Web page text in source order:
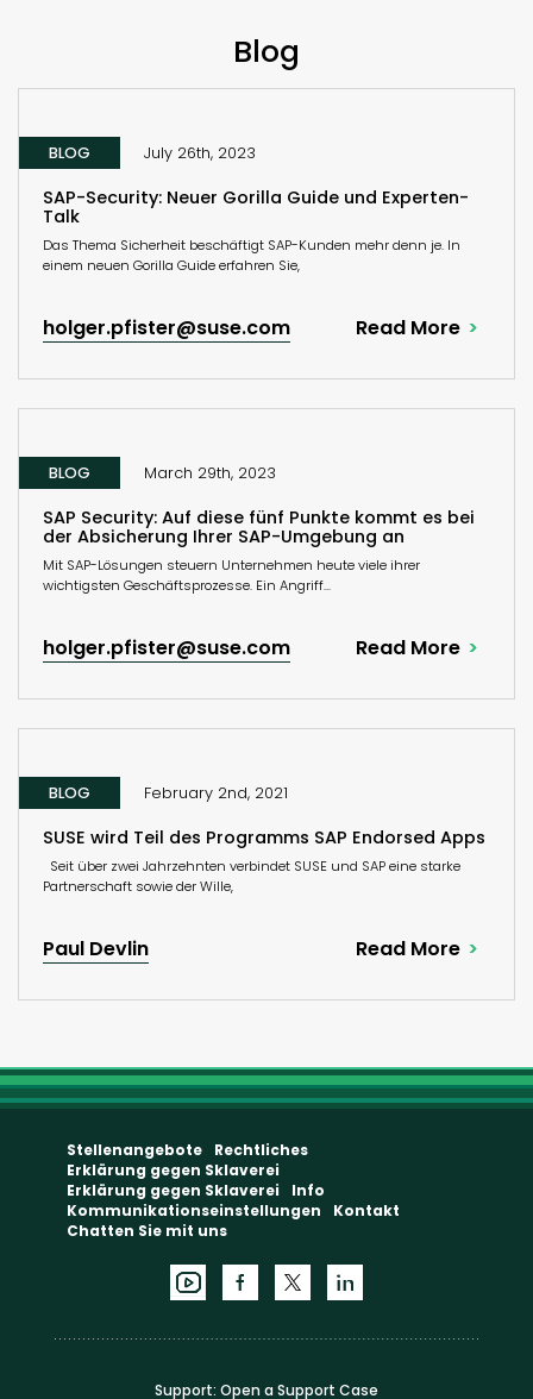
Blog
BLOG July 26th, 2023
SAP-Security: Neuer Gorilla Guide und Experten-
Talk
Das Thema Sicherheit beschäftigt SAP-Kunden mehr denn je. In
einem neuen Gorilla Guide erfahren Sie,
holger.pfister@suse.com Read More
BLOG March 29th, 2023
SAP Security: Auf diese fünf Punkte kommt es bei
der Absicherung Ihrer SAP-Umgebung an
Mit SAP-Lösungen steuern Unternehmen heute viele ihrer
wichtigsten Geschäftsprozesse. Ein Angriff...
holger.pfister@suse.com Read More
BLOG February 2nd, 2021
SUSE wird Teil des Programms SAP Endorsed Apps
Seit über zwei Jahrzehnten verbindet SUSE und SAP eine starke
Partnerschaft sowie der Wille,
Paul Devlin Read More
Stellenangebote
Rechtliches
Erklärung gegen Sklaverei
Erklärung gegen Sklaverei
Info
Kommunikationseinstellungen
Kontakt
Chatten Sie mit uns
Support: Open a Support Case